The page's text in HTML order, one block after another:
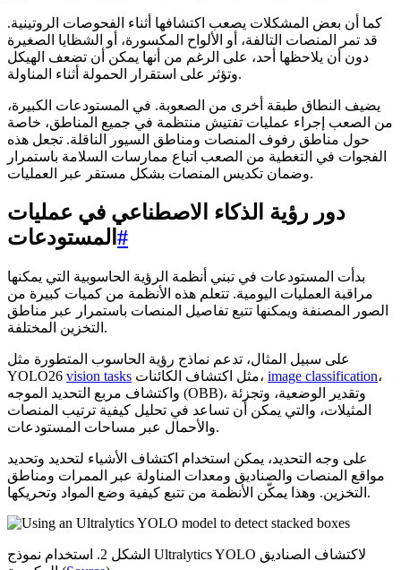
كما أن بعض المشكلات يصعب اكتشافها أثناء الفحوصات الروتينية.
قد تمر المنصات التالفة، أو الألواح المكسورة، أو الشظايا الصغيرة
دون أن يلاحظها أحد، على الرغم من أنها يمكن أن تضعف الهيكل
وتؤثر على استقرار الحمولة أثناء المناولة.
يضيف النطاق طبقة أخرى من الصعوبة. في المستودعات الكبيرة،
من الصعب إجراء عمليات تفتيش منتظمة في جميع المناطق، خاصة
حول مناطق رفوف المنصات ومناطق السيور الناقلة. تجعل هذه
الفجوات في التغطية من الصعب اتباع ممارسات السلامة باستمرار
وضمان تكديس المنصات بشكل مستقر عبر العمليات.
دور رؤية الذكاء الاصطناعي في عمليات
المستودعات #
بدأت المستودعات في تبني أنظمة الرؤية الحاسوبية التي يمكنها
مراقبة العمليات اليومية. تتعلم هذه الأنظمة من كميات كبيرة من
الصور المصنفة ويمكنها تتبع تفاصيل المنصات باستمرار عبر مناطق
التخزين المختلفة.
على سبيل المثال، تدعم نماذج رؤية الحاسوب المتطورة مثل
YOLO26 vision tasks مثل اكتشاف الكائنات، image classification،
واكتشاف مربع التحديد الموجه (OBB)، وتقدير الوضعية، وتجزئة
المثيلات، والتي يمكن أن تساعد في تحليل كيفية ترتيب المنصات
والأحمال عبر مساحات المستودعات.
على وجه التحديد، يمكن استخدام اكتشاف الأشياء لتحديد وتحديد
مواقع المنصات والصناديق ومعدات المناولة عبر الممرات ومناطق
التخزين. وهذا يمكّن الأنظمة من تتبع كيفية وضع المواد وتحريكها.
الشكل 2. استخدام نموذج Ultralytics YOLO لاكتشاف الصناديق